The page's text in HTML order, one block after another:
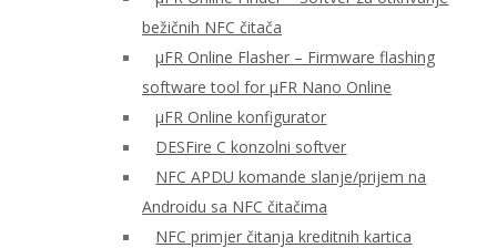
bežičnih NFC čitača
μFR Online Flasher – Firmware flashing
software tool for μFR Nano Online
μFR Online konfigurator
DESFire C konzolni softver
NFC APDU komande slanje/prijem na
Androidu sa NFC čitačima
NFC primjer čitanja kreditnih kartica